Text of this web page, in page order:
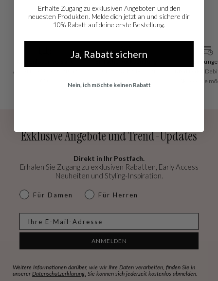
Passform und bieten optimalen Tragekomfort. An einem isabel bernard
loafers Schuh haben Sie jahreland Freude!
An DHL ServicePoints ab
Zahlungen
Kredit oder Debit,
Sie, wie Sie
Exklusive Angebote und Trend-Updates
Direkt in Ihr Postfach.
Erhalen Sie Zugang zu exklusiven Rabatten, Early Access
Neuheiten und Styling-Inspiration.
dames & heren
Für Damen Für Herren
ANMELDEN
Weitere Informationen darüber, wie wir Ihre Daten verarbeiten, finden Sie in
unserer Datenschutzerklärung. Sie können sich jederzeit kostenlos abmelden.
Erhalte Zugang zu exklusiven Angeboten und den
neuesten Produkten. Melde dich jetzt an und sichere dir
10% Rabatt auf deine erste Bestellung.
Ja, Rabatt sichern
Nein, ich möchte keinen Rabatt